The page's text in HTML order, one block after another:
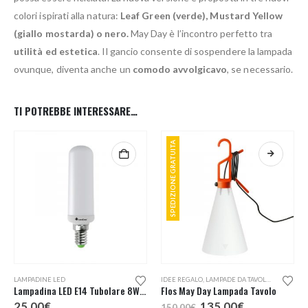
colori ispirati alla natura: Leaf Green (verde), Mustard Yellow
(giallo mostarda) o nero.May Day è l’incontro perfetto tra
utilità ed estetica. Il gancio consente di sospendere la lampada
ovunque, diventa anche un comodo avvolgicavo, se necessario.
TI POTREBBE INTERESSARE…
LAMPADINE LED
Lampadina LED E14 Tubolare 8W Dimmerabile
SPEDIZIONE GRATUITA
IDEE REGALO LAMPADE DA TAVOLO LAMPADE
Flos May Day Lampada Tavolo